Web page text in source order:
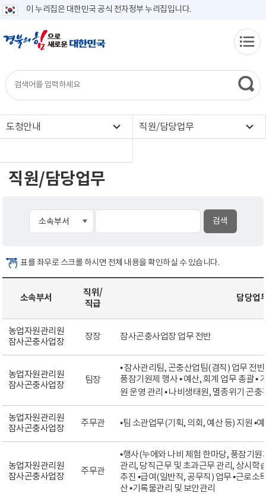
이 누리집은 대한민국 공식 전자정부 누리집입니다.
도청안내 직원/담당업무
직원/담당업무
표를 좌우로 스크롤 하시면 전체 내용을 확인하실 수 있습니다.
소속부서
직위/
직급
담당업
농업자원관리원
잠사곤충사업장
장장 잠사곤충사업장 업무 전반
농업자원관리원
잠사곤충사업장
팀장
• 잠사관리팀, 곤충산업팀(겸직) 업무 전
풍잠기원제 행사 • 예산, 회계 업무 총괄 •
원 운영 관리 • 나비생태원, 멸종위기 곤
농업자원관리원
잠사곤충사업장
주무관 •팀 소관업무(기획, 의회, 예산 등) 지원 •
농업자원관리원
잠사곤충사업장
주무관
•행사(누에와 나비 체험 한마당, 풍잠기
관리, 당직근무 및 초과근무 관리, 상시학
추진 •급여(일반직, 공무직) 업무 •근로소
산 •기록물관리 및 보안관리